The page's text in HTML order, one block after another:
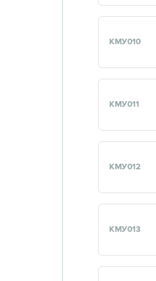
КМУ010
КМУ011
КМУ012
КМУ013